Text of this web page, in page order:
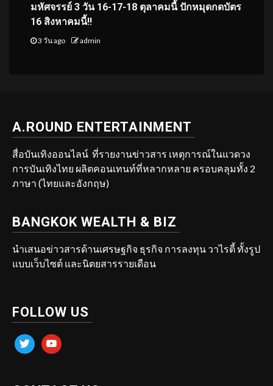
มหัศจรรย์ 3 วัน 16-17-18 ตุลาคมนี้ ปักหมุดกดบัตร
16 สิงหาคมนี้!!
3 วัน ago admin
A.ROUND ENTERTAINMENT
สื่อบันเทิงออนไลน์ ที่รายงานข่าวสาร เหตุการณ์ในแวดวง
การบันเทิงไทย ผลิตคอนเทนท์ที่หลากหลาย ครอบคลุมทั้ง 2
ภาษา (ไทยและอังกฤษ)
BANGKOK WEALTH & BIZ
นำเสนอข่าวสารด้านเศรษฐกิจ ธุรกิจ การลงทุน วาไรตี้ ทั้งรูป
แบบเว็บไซต์ และนิตยสารรายเดือน
FOLLOW US
twitter youtube